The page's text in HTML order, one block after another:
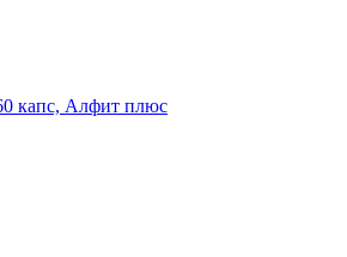
капс, Алфит плюс